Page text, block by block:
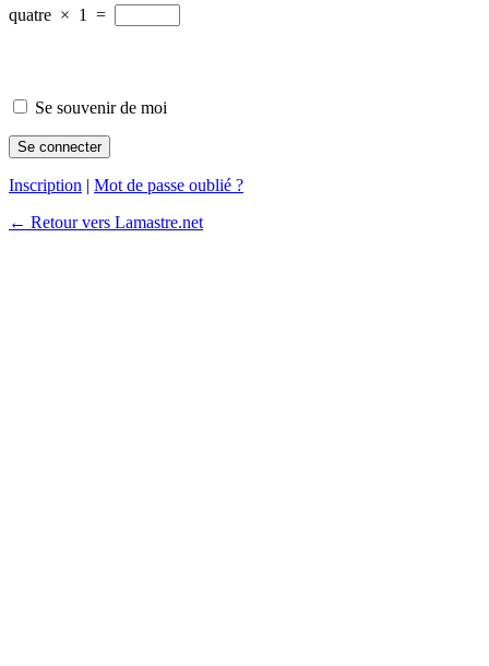
quatre × 1 =
Se souvenir de moi
Inscription | Mot de passe oublié ?
← Retour vers Lamastre.net